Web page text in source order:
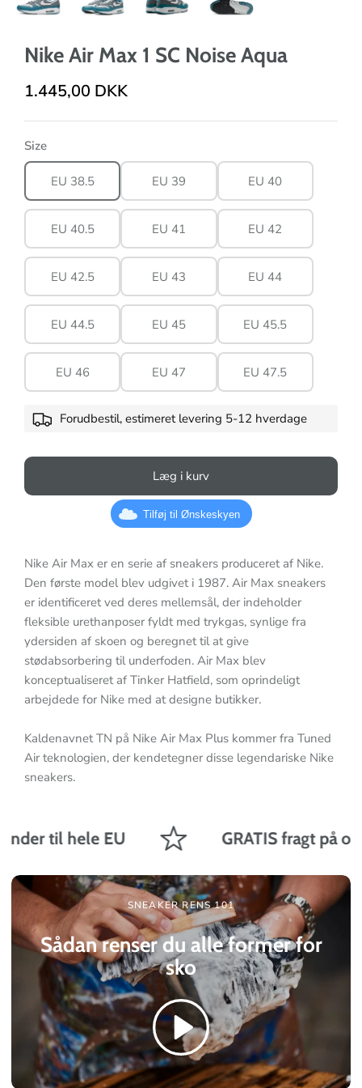
Nike Air Max 1 SC Noise Aqua
1.445,00 DKK
Size
EU 38.5 EU 39 EU 40
EU 40.5 EU 41 EU 42
EU 42.5 EU 43 EU 44
EU 44.5 EU 45 EU 45.5
EU 46 EU 47 EU 47.5
Forudbestil, estimeret levering 5-12 hverdage
Læg i kurv
Tilføj til Ønskeskyen
Nike Air Max er en serie af sneakers produceret af Nike.
Den første model blev udgivet i 1987. Air Max sneakers
er identificeret ved deres mellemsål, der indeholder
fleksible urethanposer fyldt med trykgas, synlige fra
ydersiden af skoen og beregnet til at give
stødabsorbering til underfoden. Air Max blev
konceptualiseret af Tinker Hatfield, som oprindeligt
arbejdede for Nike med at designe butikker.
Kaldenavnet TN på Nike Air Max Plus kommer fra Tuned
Air teknologien, der kendetegner disse legendariske Nike
sneakers.
til hele EU GRATIS fragt på
SNEAKER RENS 101
Sådan renser du alle former for
sko